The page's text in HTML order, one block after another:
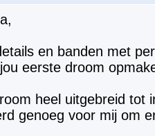
en banden met
eerste droom
heel uitgebreid tot
genoeg voor mij om